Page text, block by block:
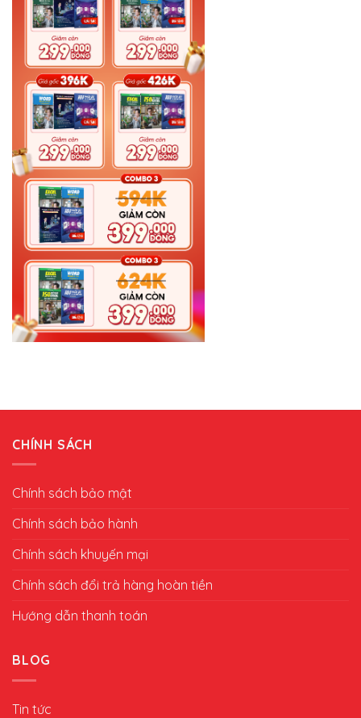
CHÍNH SÁCH
Chính sách bảo mật
Chính sách bảo hành
Chính sách khuyến mại
Chính sách đổi trả hàng hoàn tiền
Hướng dẫn thanh toán
BLOG
Tin tức